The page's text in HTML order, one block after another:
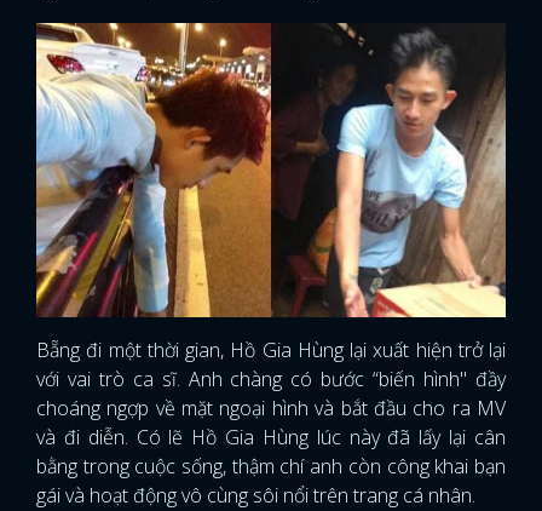
Bẵng đi một thời gian, Hồ Gia Hùng lại xuất hiện trở lại
với vai trò ca sĩ. Anh chàng có bước “biến hình" đầy
choáng ngợp về mặt ngoại hình và bắt đầu cho ra MV
và đi diễn. Có lẽ Hồ Gia Hùng lúc này đã lấy lại cân
bằng trong cuộc sống, thậm chí anh còn công khai bạn
gái và hoạt động vô cùng sôi nổi trên trang cá nhân.